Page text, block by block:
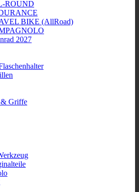
ROUND
BIKE (AllRoad)
2027
& Griffe